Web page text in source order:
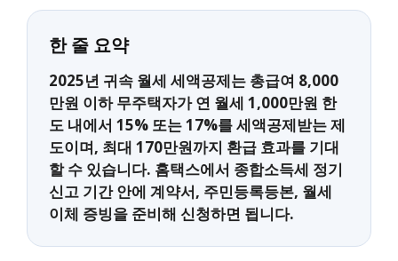
한 줄 요약
2025년 귀속 월세 세액공제는 총급여 8,000
만원 이하 무주택자가 연 월세 1,000만원 한
도 내에서 15% 또는 17%를 세액공제받는 제
도이며, 최대 170만원까지 환급 효과를 기대
할 수 있습니다. 홈택스에서 종합소득세 정기
신고 기간 안에 계약서, 주민등록등본, 월세
이체 증빙을 준비해 신청하면 됩니다.